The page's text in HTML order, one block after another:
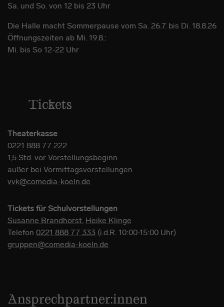
Sa. und So. von 12 bis 23 Uhr
Die Halle macht Sommerpause vom Sa. 26.7. bis Di. 18.8.26
Öffnungszeiten ab Mi. 19.8.:
Mi. bis So 12-22 Uhr
Tickets
Theaterkasse
0221 888 77 222
1,5 Std. vor Vorstellungsbeginn
außer bei Vormittagsvorstellungen
vvk@comedia-koeln.de
Tickets für Schulvorstellungen
Susanne Brandhorst Heike Klinge
Telefon 0221 888 77 333 (i.d.R. 10:00-15:00 Uhr)
gruppen@comedia-koeln.de
Ansprechpartner:innen